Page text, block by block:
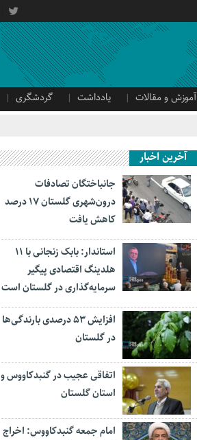
آموزش و مقالات یادداشت گردشگری
آخرین اخبار
جانباختگان تصادفات
درون‌شهری گلستان ۱۷ درصد
کاهش یافت
استاندار: بابک زنجانی با ۱۱
هلدینگ اقتصادی پیگیر
سرمایه‌گذاری در گلستان است
افزایش ۵۳ درصدی بارندگی‌ها
در گلستان
اتفاقی عجیب در‌ گنبدکاووس و
استان گلستان
امام جمعه گنبدکاووس: اخراج